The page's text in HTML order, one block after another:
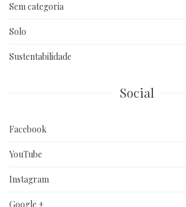
Sem categoria
Solo
Sustentabilidade
Social
Facebook
YouTube
Instagram
Google +